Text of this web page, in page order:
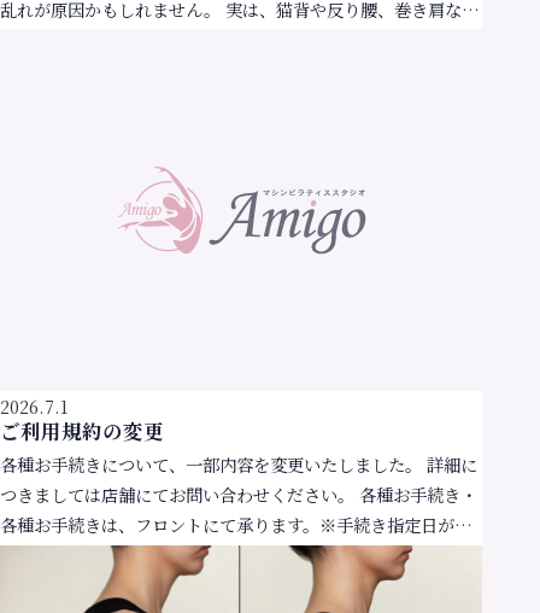
乱れが原因かもしれません。 実は、猫背や反り腰、巻き肩など
2026.7.1
ご利用規約の変更
各種お手続きについて、一部内容を変更いたしました。 詳細に
つきましては店舗にてお問い合わせください。 各種お手続き・
各種お手続きは、フロントにて承ります。※手続き指定日が臨
時休館等や店休日と重なる場合は、前営業日までにお […]